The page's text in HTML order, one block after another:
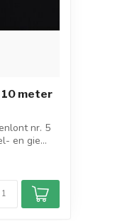
10 meter
nr. 5
en gie...